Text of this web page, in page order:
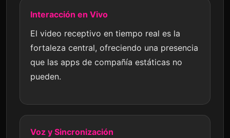
Interacción en Vivo
El video receptivo en tiempo real es la
fortaleza central, ofreciendo una presencia
que las apps de compañía estáticas no
pueden.
Voz y Sincronización